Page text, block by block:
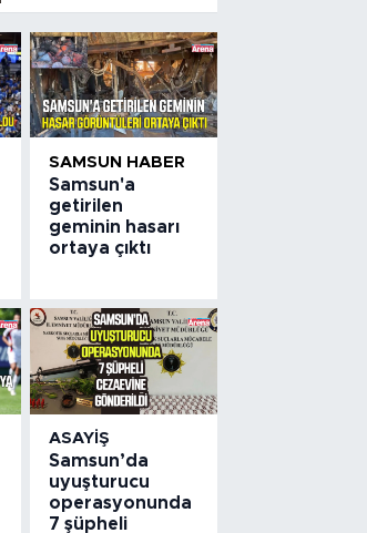
mehter coşkusu,
spor heyecanı
SAMSUN HABER
Samsun'a
getirilen
geminin hasarı
ortaya çıktı
ASAYIŞ
Samsun’da
uyuşturucu
operasyonunda
7 şüpheli